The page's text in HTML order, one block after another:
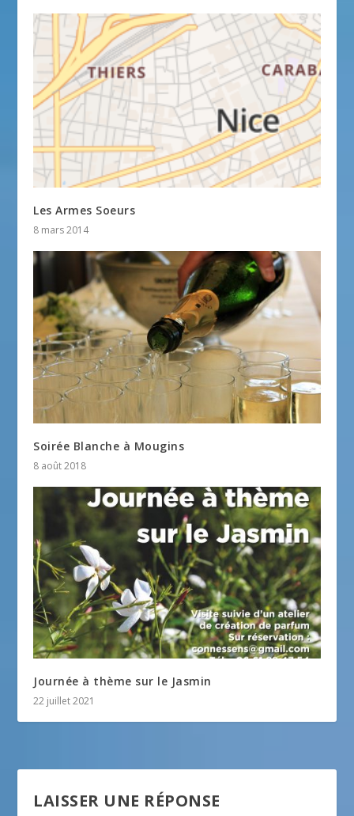
Les Armes Soeurs
8 mars 2014
Soirée Blanche à Mougins
8 août 2018
Journée à thème sur le Jasmin
22 juillet 2021
LAISSER UNE RÉPONSE